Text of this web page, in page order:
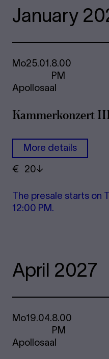
January
Mo25.01.8.00
PM
Apollosaal
Kam­mer­kon­zert
More details
€ ​ 20
The pre­s­ale starts on
12:00 PM.
April 2027
Mo19.04.8.00
PM
Apollosaal